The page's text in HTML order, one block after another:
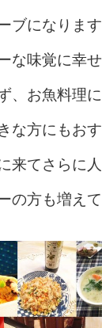
ブになりま
な味覚に幸
、お魚料理
な方にもお
来てさらに
の方も増えて